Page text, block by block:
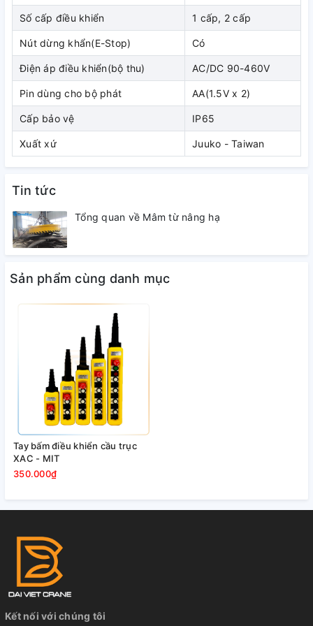
điều khiển có dây, được dùng để lắp cho các cầu trục,
cổng trục trong các nhà máy hóa chất, tránh tiếp xúc với
hóa chất khi vận hành.
6. Một trong số các loạitay bấm điều khiển từ
xađang được sử dụng rộng rãi nhất trên thị trường đó là
loạitay bấm Juuko- Taiwan của China sản xuất.
Tay bấm điều khiển từ xa Juuko
Số cấp điều khiển 1 cấp, 2 cấp
Nút dừng khẩn(E-Stop) Có
Điện áp điều khiển(bộ thu) AC/DC 90-460V
Pin dùng cho bộ phát AA(1.5V x 2)
Cấp bảo vệ IP65
Xuất xứ Juuko - Taiwan
Tin tức
Tổng quan về Mâm từ nâng hạ
Sản phẩm cùng danh mục
Tay bấm điều khiển cầu trục
XAC - MIT
350.000₫
Kết nối với chúng tôi